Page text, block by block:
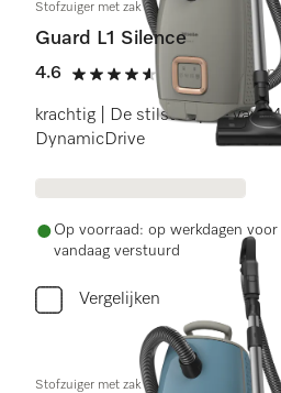
Stofzuiger met zak
Guard L1 Silence
4.6
4.6 sterren op 5
(18
krachtig | De stilste optie van
DynamicDrive
Op voorraad: op werkdagen
vandaag verstuurd
Vergelijken
Stofzuiger met zak